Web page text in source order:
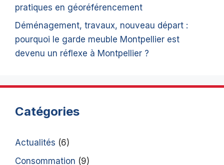
pratiques en géoréférencement
Déménagement, travaux, nouveau départ :
pourquoi le garde meuble Montpellier est
devenu un réflexe à Montpellier ?
Catégories
Actualités (6)
Consommation (9)